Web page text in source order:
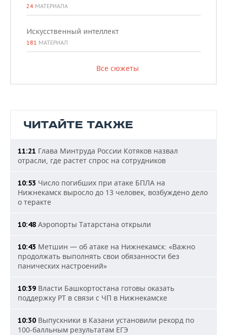
24 МАТЕРИАЛА
Искусственный интеллект
181 МАТЕРИАЛ
Все сюжеты
ЧИТАЙТЕ ТАКЖЕ
11:21 Глава Минтруда России Котяков назвал
отрасли, где растет спрос на сотрудников
10:53 Число погибших при атаке БПЛА на
Нижнекамск выросло до 13 человек, возбуждено дело
о теракте
10:48 Аэропорты Татарстана открыли
10:43 Метшин — об атаке на Нижнекамск: «Важно
продолжать выполнять свои обязанности без
панических настроений»
10:39 Власти Башкортостана готовы оказать
поддержку РТ в связи с ЧП в Нижнекамске
10:30 Выпускники в Казани установили рекорд по
100-балльным результатам ЕГЭ